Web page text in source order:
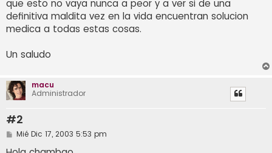
que esto no vaya nunca a peor y a ver si de una
definitiva maldita vez en la vida encuentran solucion
medica a todas estas cosas.
Un saludo
macu
Administrador
#2
M
n
Mié Dic 17, 2003 5:53 pm